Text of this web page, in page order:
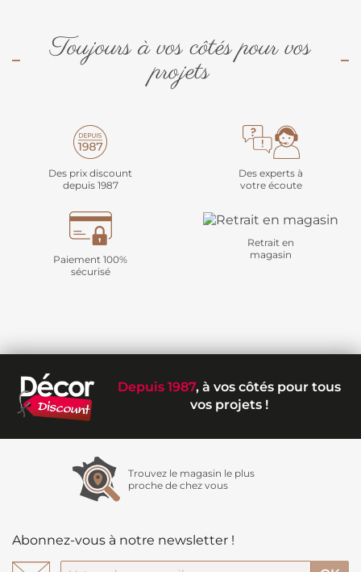
Toujours à vos côtés pour vos
projets
Des prix discount
depuis 1987
Des experts à
votre écoute
Paiement 100%
sécurisé
Retrait en
magasin
Depuis 1987, à vos côtés pour tous
vos projets !
Trouvez le magasin le plus
proche de chez vous
Abonnez-vous à notre newsletter !